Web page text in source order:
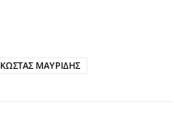
ΚΩΣΤΑΣ ΜΑΥΡΙΔΗΣ